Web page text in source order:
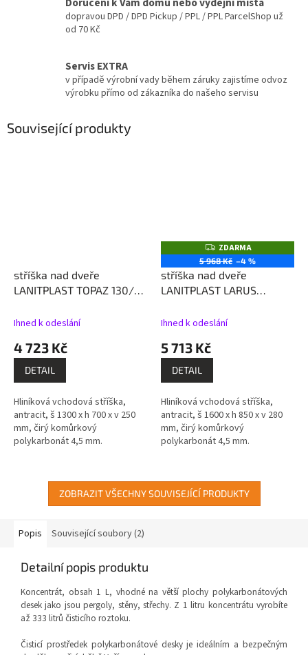
dopravou DPD / DPD Pickup / PPL / PPL ParcelShop už
od 70 Kč
Servis EXTRA
v případě výrobní vady během záruky zajistíme odvoz
výrobku přímo od zákazníka do našeho servisu
Související produkty
stříška nad dveře
LANITPLAST TOPAZ 130/70
Ihned k odeslání
4 723 Kč
DETAIL
Hliníková vchodová stříška,
antracit, š 1300 x h 700 x v 250
mm, čirý komůrkový
polykarbonát 4,5 mm.
Z
D
A
R
M
A
ZDARMA
5 968 Kč –4 %
stříška nad dveře
LANITPLAST LARUS
Ihned k odeslání
5 713 Kč
DETAIL
Hliníková vchodová stříška,
antracit, š 1600 x h 850 x v 280
mm, čirý komůrkový
polykarbonát 4,5 mm.
ZOBRAZIT VŠECHNY SOUVISEJÍCÍ PRODUKTY
Popis Související soubory (2)
Detailní popis produktu
Koncentrát, obsah 1 L, vhodné na větší plochy polykarbonátových
desek jako jsou pergoly, stěny, střechy. Z 1 litru koncentrátu vyrobíte
až 333 litrů čisticího roztoku.
Čisticí prostředek polykarbonátové desky je ideálním a bezpečným